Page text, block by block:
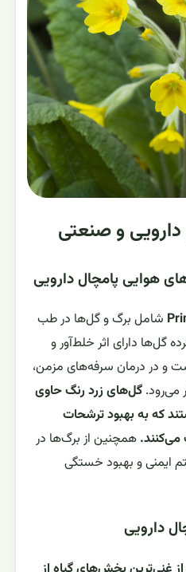
و صنعتی
هوایی پامچال دارویی
شامل برگ و گل‌ها در طب
گل‌ها دارای اثر خلط‌آور و
و در درمان سرفه‌های مزمن،
می‌رود. گل‌های زرد رنگ حاوی
که به بهبود ترشحات
همچنین از برگ‌ها در
ایمنی و بهبود خستگی
دارویی